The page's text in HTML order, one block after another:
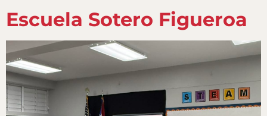
Escuela Sotero Figueroa